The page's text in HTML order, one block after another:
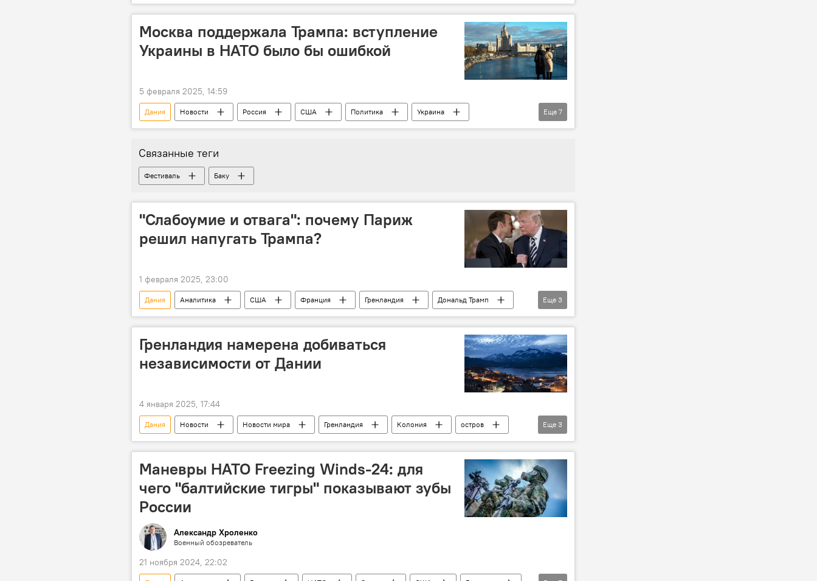
Диета
долголетие рацион Здоровье овощи
фрукты
Москва поддержала Трампа: вступление
Украины в НАТО было бы ошибкой
5 февраля 2025, 14:59
Дания Новости Россия США Политика
Украина
Дональд Трамп
Китай Мексика Гренландия
Пошлины
Сергей Лавров
Еще 7
Связанные теги
Фестиваль Баку
"Слабоумие и отвага": почему Париж
решил напугать Трампа?
1 февраля 2025, 23:00
Дания Аналитика США Франция Гренландия
Дональд Трамп
ЕС
ООН Россия
Еще 3
Гренландия намерена добиваться
независимости от Дании
4 января 2025, 17:44
Дания Новости Новости мира Гренландия Колония
остров
Независимость
Автономия Устремления
Еще 3
Маневры НАТО Freezing Winds-24: для
чего "балтийские тигры" показывают зубы
России
Александр Хроленко
Военный обозреватель
21 ноября 2024, 22:02